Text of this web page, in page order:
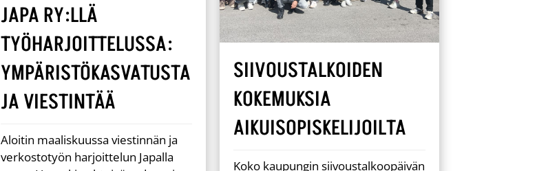
JAPA RY:LLÄ
TYÖHARJOITTELUSSA:
YMPÄRISTÖKASVATUSTA
JA VIESTINTÄÄ
Aloitin maaliskuussa viestinnän ja
verkostotyön harjoittelun Japalla
SIIVOUSTALKOIDEN
KOKEMUKSIA
AIKUISOPISKELIJOILTA
Koko kaupungin siivoustalkoopäivän